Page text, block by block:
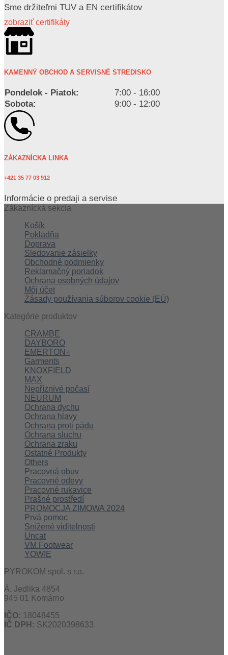
Sme držiteľmi TUV a EN certifikátov
zobraziť certifikáty
KAMENNÝ OBCHOD A SERVISNÉ STREDISKO
Pondelok - Piatok:
7:00 - 16:00
Sobota:
9:00 - 12:00
ZÁKAZNÍCKA LINKA
+421 35 77 03 912
Informácie o predaji a servise
Zákaznícká sekcia
Košík
Pokladňa
Doprava
Sledovanie zásielky
Obchodné podmienky
Reklamačný poriadok
Ochrana osobných údajov
Môj účet
Zásady používania súborov cookie (EÚ)
Kategórie produktov
CRAMBE
DAYBORO
EMERTON+
Garments
KNOXFIELD
MAX
Nepříznivé počasí
NEURUM
Ochrana dychu
Ochrana hlavy
Ochrana proti pádu
Ochrana sluchu
Ochrana zraku
Ostatné Produkty
Others
Pracovná obuv
Pracovné odevy
Pracovné rukavice
Prašné prostředí
PROMOCJA ZIMOWA 2024
Prvá pomoc
Snížené viditelnosti
Uncat
VM Footwear
YOWIE
PYROKOM spol. s r.o.
Á. Jedlika 4854
945 01 Komárno
IČO: 18048455
IČ DPH: SK2020398633